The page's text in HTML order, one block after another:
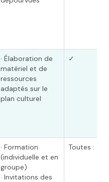
· Élaboration de
matériel et de
ressources
adaptés sur le
plan culturel
✓
· Formation
(individuelle et en
groupe)
· Invitations des
Toutes : ✓